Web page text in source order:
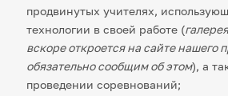
Школа наставников
IT-урок
Методика
Секреты кода
Незрячим
English
продвинутых учителях,
технологии в своей работе (
вскоре откроется на сайте нашего
обязательно сообщим об этом), а
проведении соревнований;